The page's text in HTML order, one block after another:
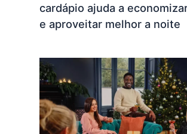
cardápio ajuda a
e aproveitar melhor a noite